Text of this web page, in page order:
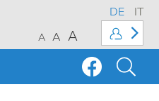
DE IT
A A A